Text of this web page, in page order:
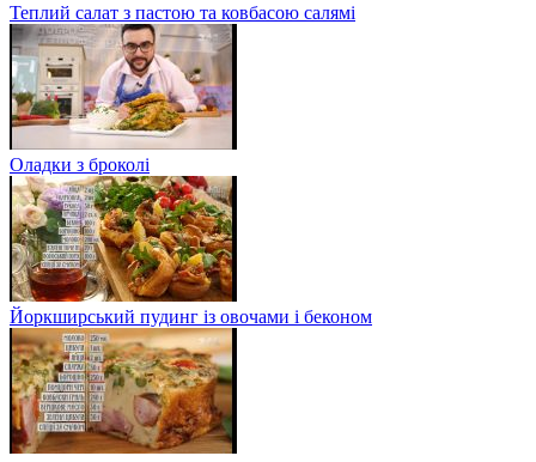
Теплий салат з пастою та ковбасою салямі
Оладки з броколі
Йоркширський пудинг із овочами і беконом